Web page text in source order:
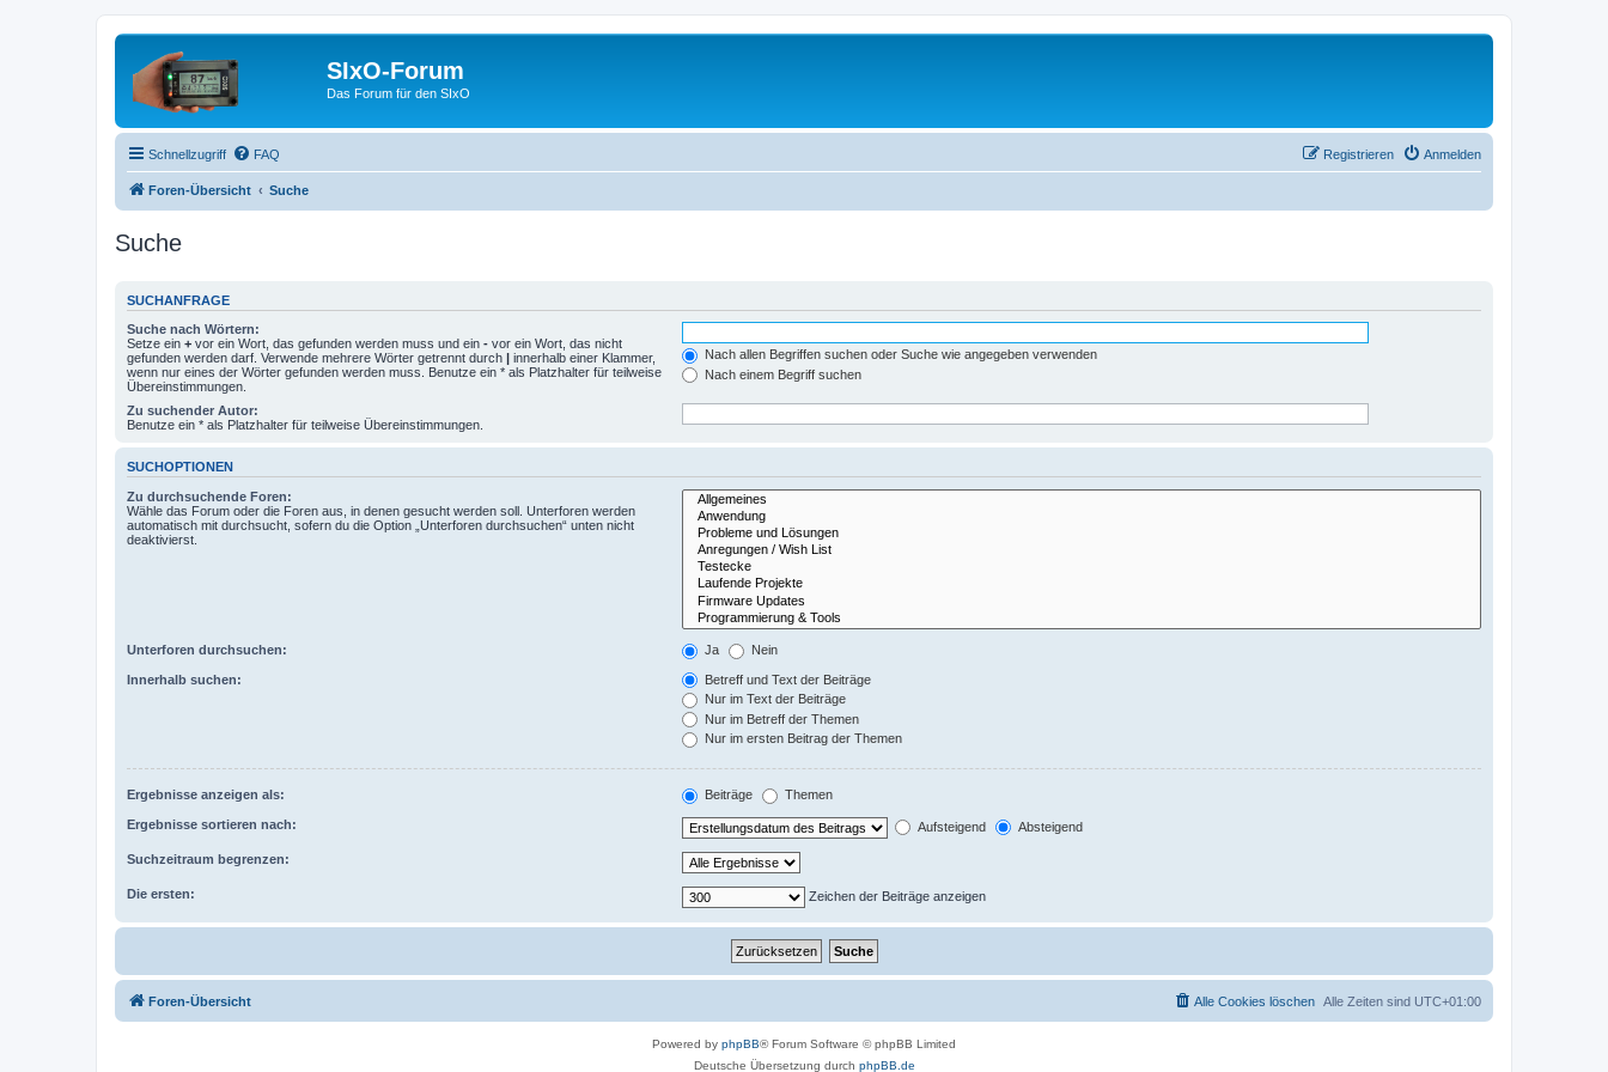
SIxO-Forum
Das Forum für den SIxO
Schnellzugriff FAQ Anmelden
Registrieren
Foren-Übersicht Suche
Suche
SUCHANFRAGE
Suche nach Wörtern:
Setze ein + vor ein Wort, das gefunden werden muss und ein - vor ein Wort, das nicht
gefunden werden darf. Verwende mehrere Wörter getrennt durch | innerhalb einer Klammer,
wenn nur eines der Wörter gefunden werden muss. Benutze ein * als Platzhalter für teilweise
Übereinstimmungen.
Nach allen Begriffen suchen oder Suche wie angegeben verwenden
Nach einem Begriff suchen
Zu suchender Autor:
Benutze ein * als Platzhalter für teilweise Übereinstimmungen.
SUCHOPTIONEN
Zu durchsuchende Foren:
Wähle das Forum oder die Foren aus, in denen gesucht werden soll. Unterforen werden
automatisch mit durchsucht, sofern du die Option „Unterforen durchsuchen“ unten nicht
deaktivierst.
Unterforen durchsuchen: Ja Nein
Innerhalb suchen:
Betreff und Text der Beiträge
Nur im Text der Beiträge
Nur im Betreff der Themen
Nur im ersten Beitrag der Themen
Ergebnisse anzeigen als: Beiträge Themen
Ergebnisse sortieren nach: Aufsteigend Absteigend
Suchzeitraum begrenzen:
Die ersten: Zeichen der Beiträge anzeigen
Foren-Übersicht Alle Zeiten sind UTC+01:00
Alle Cookies löschen
Powered by phpBB® Forum Software © phpBB Limited
Deutsche Übersetzung durch phpBB.de